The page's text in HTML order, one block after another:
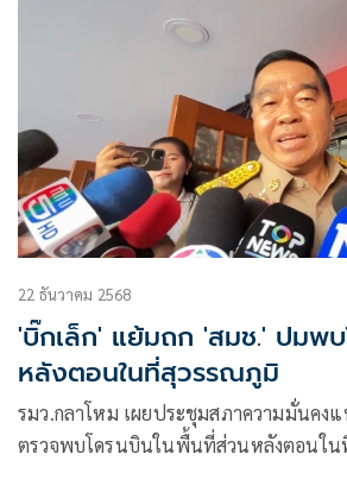
22 ธันวาคม 2568
'บิ๊กเล็ก' แย้มถก 'สมช.' ปมพ
หลังตอนในที่สุวรรณภูมิ
รมว.กลาโหม เผยประชุมสภาความมั่นคง
ตรวจพบโดรนบินในพื้นที่ส่วนหลังตอนใน